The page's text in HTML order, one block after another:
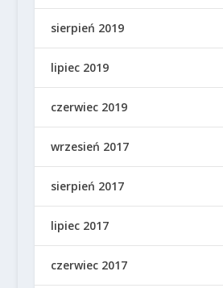
sierpień 2019
lipiec 2019
czerwiec 2019
wrzesień 2017
sierpień 2017
lipiec 2017
czerwiec 2017